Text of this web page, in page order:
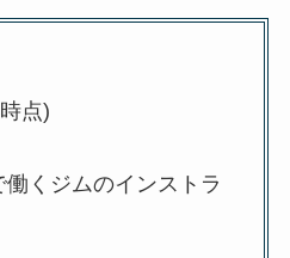
点)
くジムのインストラ